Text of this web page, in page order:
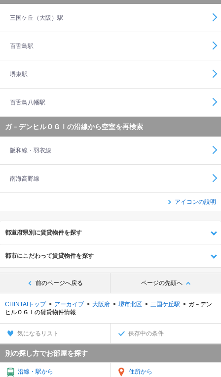
三国ケ丘（大阪）駅
百舌鳥駅
堺東駅
百舌鳥八幡駅
ガ－デンヒルＯＧＩの沿線から空室を再検索
阪和線・羽衣線
南海高野線
アイコンの説明
都道府県別に賃貸物件を探す
都市にこだわって賃貸物件を探す
前のページへ戻る ページの先頭へ
CHINTAIトップ アーカイブ 大阪府 堺市北区 三国ケ丘駅
ガ－デン
ヒルＯＧＩの賃貸物件情報
気になるリスト 保存中の条件
別の探し方でお部屋を探す
沿線・駅から 住所から